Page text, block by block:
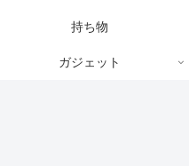
持ち物
ガジェット